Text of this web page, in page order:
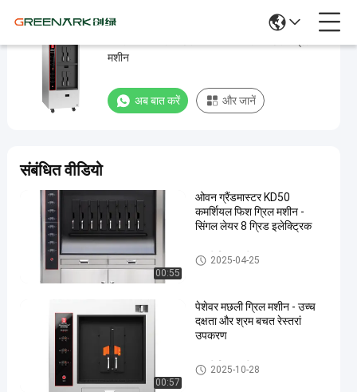
कस्टम
पाक
मछली
स्वचालित
मछली
ग्रिल
मशीन
मछली
ग्रिल
मशीन
2025-
04-25
263
विचार
अब बात करें
मशीन
अब बात करें और जानें
संबंधित वीडियो
00:55
ओवन ग्रैंडमास्टर KD50
कमर्शियल फिश ग्रिल मशीन -
सिंगल लेयर 8 ग्रिड इलेक्ट्रिक
मछली ग्रिल मशीन
2025-04-25
00:57
पेशेवर मछली ग्रिल मशीन - उच्च
दक्षता और श्रम बचत रेस्तरां
उपकरण
मछली ग्रिल मशीन
2025-10-28